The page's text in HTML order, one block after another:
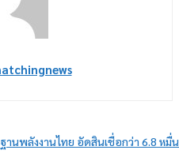
านพลังงานไทย อัดสินเชื่อกว่า 6.8 หมื่น